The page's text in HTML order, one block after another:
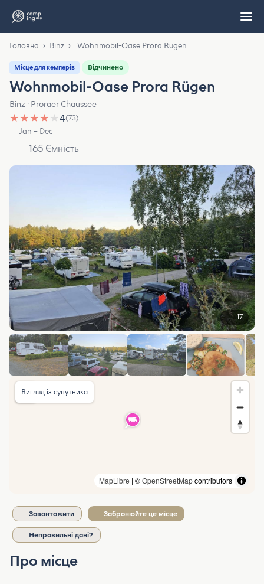
Головна › Binz › Wohnmobil-Oase Prora Rügen
Місце для кемперів Відчинено
Wohnmobil-Oase Prora Rügen
Binz · Proraer Chaussee
★ ★ ★ ★ ★4(73)
Jan – Dec
165 Ємність
17
MapLibre | ©OpenStreetMapcontributors
Вигляд із супутника
Завантажити Забронюйте це місце
Неправильні дані?
Про місце